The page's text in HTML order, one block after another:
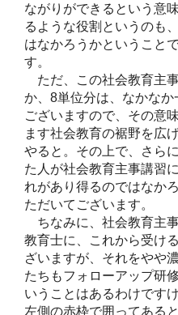
ながりができるという意
るような役割というのも
はなかろうかということ
す。
ただ、この社会教育主
か、8単位分は、なかな
ございますので、その意
ます社会教育の裾野を広
やると。その上で、さら
た人が社会教育主事講習
れがあり得るのではなか
ただいてございます。
ちなみに、社会教育主
教育士に、これから受け
ざいますが、それをやや
たちもフォローアップ研
いうことはあるわけです
左側の赤枠で囲ってある